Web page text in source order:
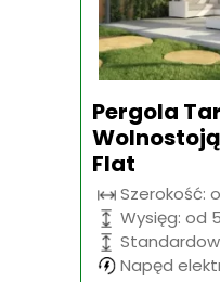
Pergola
Flat
Szerokość:
Wysięg: od
Napęd